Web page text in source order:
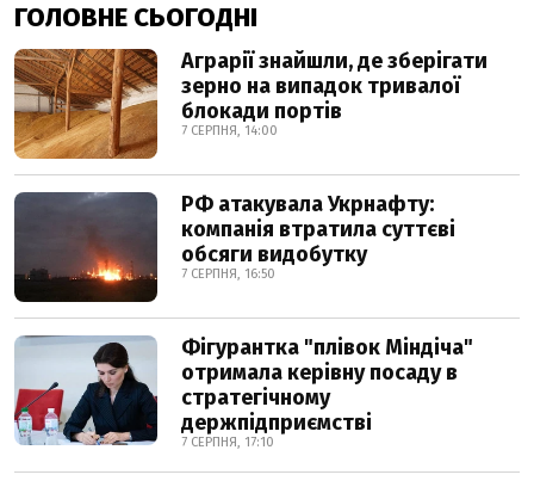
ГОЛОВНЕ СЬОГОДНІ
Аграрії знайшли, де зберігати
зерно на випадок тривалої
блокади портів
7 СЕРПНЯ, 14:00
РФ атакувала Укрнафту:
компанія втратила суттєві
обсяги видобутку
7 СЕРПНЯ, 16:50
Фігурантка "плівок Міндіча"
отримала керівну посаду в
стратегічному
держпідприємстві
7 СЕРПНЯ, 17:10